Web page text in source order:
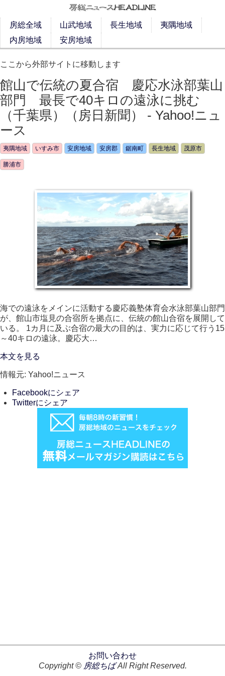
房総全域 山武地域 長生地域
夷隅地域
内房地域
安房地域
ここから外部サイトに移動します
館山で伝統の夏合宿 慶応水泳部葉山
部門 最長で40キロの遠泳に挑む
（千葉県）（房日新聞） - Yahoo!ニュ
ース
夷隅地域 いすみ市 安房地域 安房郡 鋸南町 長生地域 茂原市
勝浦市
海での遠泳をメインに活動する慶応義塾体育会水泳部葉山部門
が、館山市塩見の合宿所を拠点に、伝統の館山合宿を展開して
いる。 1カ月に及ぶ合宿の最大の目的は、実力に応じて行う15
～40キロの遠泳。慶応大…
本文を見る
情報元: Yahoo!ニュース
Facebookにシェア
Twitterにシェア
お問い合わせ
Copyright © 房総ちばAll Right Reserved.